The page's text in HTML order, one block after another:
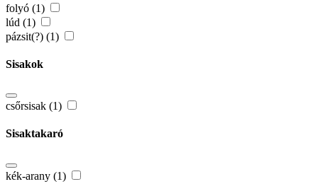
folyó (1)
lúd (1)
pázsit(?) (1)
Sisakok
csőrsisak (1)
Sisaktakaró
kék-arany (1)